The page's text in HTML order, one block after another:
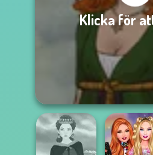
Klicka för